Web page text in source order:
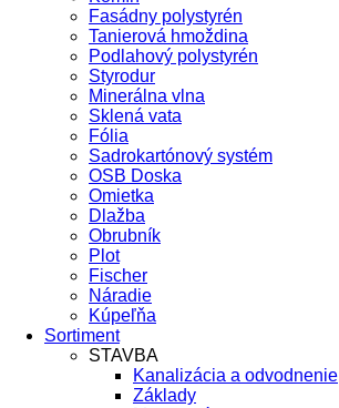
Fasádny polystyrén
Tanierová hmoždina
Podlahový polystyrén
Styrodur
Minerálna vlna
Sklená vata
Fólia
Sadrokartónový systém
OSB Doska
Omietka
Dlažba
Obrubník
Plot
Fischer
Náradie
Kúpeľňa
Sortiment
STAVBA
Kanalizácia a odvodnenie
Základy